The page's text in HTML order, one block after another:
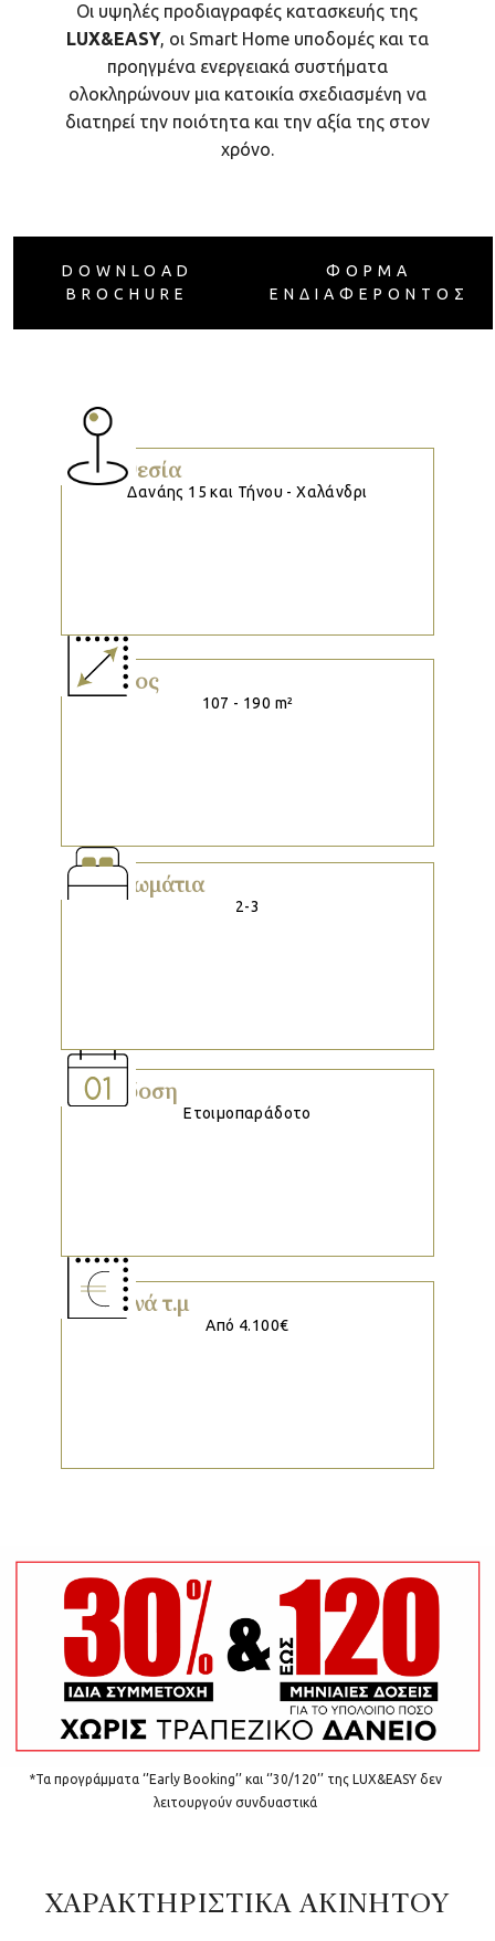
Οι υψηλές προδιαγραφές κατασκευής της
LUX&EASY, οι Smart Home υποδομές και τα
προηγμένα ενεργειακά συστήματα
ολοκληρώνουν μια κατοικία σχεδιασμένη να
διατηρεί την ποιότητα και την αξία της στον
χρόνο.
DOWNLOAD
BROCHURE
ΦΟΡΜΑ
ΕΝΔΙΑΦΕΡΟΝΤΟΣ
Τοποθεσία
Δανάης 15 και Τήνου - Χαλάνδρι
Μέγεθος
107 - 190 m²
Υπνοδωμάτια
2-3
Παράδοση
Ετοιμοπαράδοτο
Τιμή ανά τ.μ
Από 4.100€
*Τα προγράμματα ‘’Early Booking’’ και ‘’30/120’’ της LUX&EASY δεν
λειτουργούν συνδυαστικά
ΧΑΡΑΚΤΗΡΙΣΤΙΚΑ ΑΚΙΝΗΤΟΥ